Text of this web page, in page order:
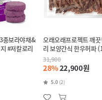
종보라야채&
#저칼로리
오래오래프로젝트 깨
리 보양간식 한우허파
31,900
28%22,900원
5.0 (2)